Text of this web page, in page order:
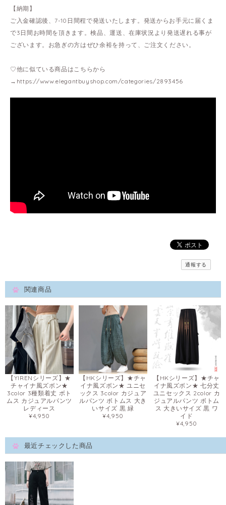
【納期】
ご入金確認後、7-10日間程で発送いたします。発送からお手元に届くま
で3日間お時間を頂きます。検品、運送、在庫状況より発送遅れる事が
ございます。お急ぎの方はぜひ余裕を持って、ご注文ください。
♡他に似ている商品はこちらから
→ https://www.elegantbuyshop.com/categories/2893456
通報する
関連商品
【YIRENシリーズ】★
チャイナ風ズボン★
3color 3種類着丈 ボト
ムス カジュアルパンツ
レディース
¥4,950
【HKシリーズ】★チャ
イナ風ズボン★ ユニセ
ックス 3color カジュア
ルパンツ ボトムス 大き
いサイズ 黒 緑
¥4,950
【HKシリーズ】★チャ
イナ風ズボン★ 七分丈
ユニセックス 2color カ
ジュアルパンツ ボトム
ス 大きいサイズ 黒 ワ
イド
¥4,950
最近チェックした商品